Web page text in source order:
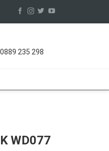
235 298
WD077